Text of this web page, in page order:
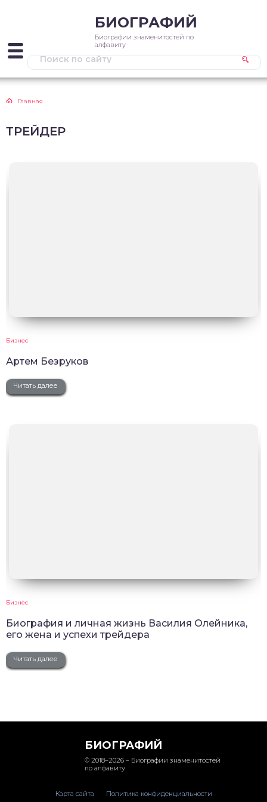
БИОГРАФИЙ
Биографии знаменитостей по
алфавиту
Главная
ТРЕЙДЕР
Бизнес
Артем Безруков
Читать далее
Бизнес
Биография и личная жизнь Василия Олейника,
его жена и успехи трейдера
Читать далее
БИОГРАФИЙ
© 2018–2026 – Биографии знаменитостей
по алфавиту
Карта сайта Политика конфиденциальности